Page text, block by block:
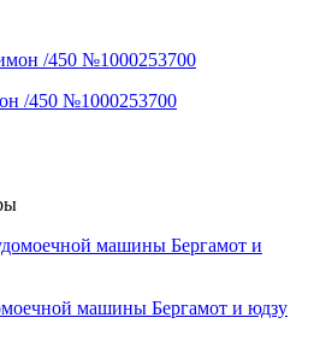
/450 №1000253700
машины Бергамот и юдзу